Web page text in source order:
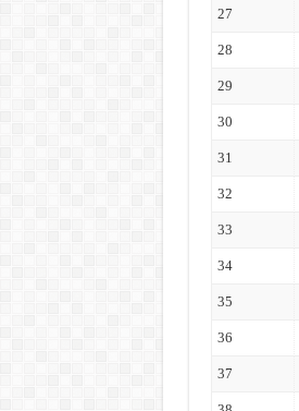
27
28
29
30
31
32
33
34
35
36
37